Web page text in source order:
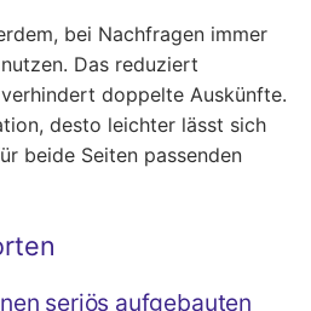
bei Nachfragen immer
Das reduziert
doppelte Auskünfte.
desto leichter lässt sich
beide Seiten passenden
seriös aufgebauten